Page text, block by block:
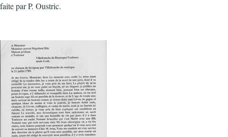
faite par P. Oustric.